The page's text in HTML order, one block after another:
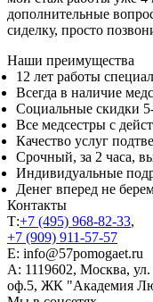
дополнительные
сиделку, просто
Наши преимущества
12 лет работы
Всегда в наличие
Социальные скидки
Все медсестры с
Качество услуг
Срочный, за 2 часа,
Индивидуальные
Денег вперед не
Контакты
Т:+7 (495) 968-82-33,
+7 (909) 911-57-57
E: info@57pomogaet.ru
A: 1119602, Москва,
оф.5, ЖК "Академия